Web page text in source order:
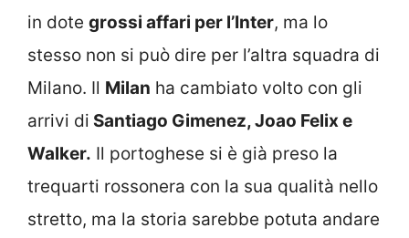
in dote grossi affari per l’Inter, ma lo
stesso non si può dire per l’altra squadra di
Milano. Il Milan ha cambiato volto con gli
arrivi di Santiago Gimenez, Joao Felix e
Walker. Il portoghese si è già preso la
trequarti rossonera con la sua qualità nello
stretto, ma la storia sarebbe potuta andare